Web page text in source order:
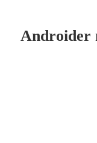
Androider